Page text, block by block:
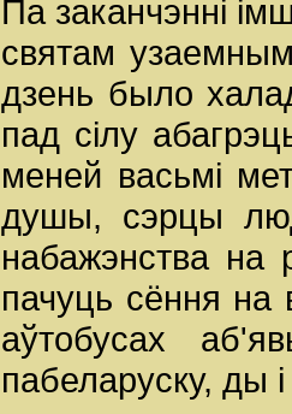
Па заканчэнні
святам
дзень было
пад сілу
меней васьмі
душы, сэрцы
набажэнства на
пачуць сёння
аўтобусах
пабеларуску, ды